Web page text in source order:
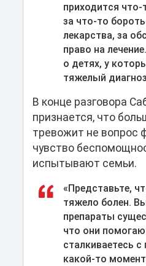
приходится
за что-то
лекарства, за
право на
о детях, у
тяжелый
В конце разговора
признается, что
тревожит не вопрос
чувство
испытывают семьи.
«Представьте,
тяжело болен.
препараты
что они
сталкиваетесь
какой-то